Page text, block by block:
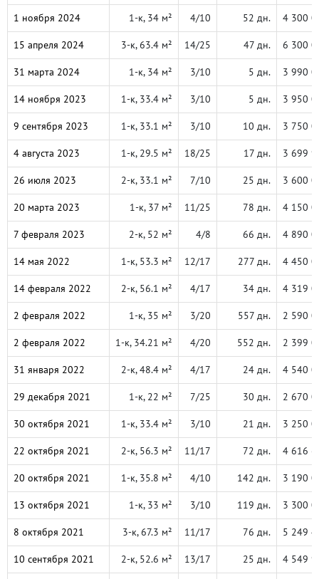
1 ноября 2024 1-к, 34 м² 4/10 52 дн. 4 300
15 апреля 2024 3-к, 63.4 м² 14/25 47 дн. 6 300
31 марта 2024 1-к, 34 м² 3/10 5 дн. 3 990
14 ноября 2023 1-к, 33.4 м² 3/10 5 дн. 3 950
9 сентября 2023 1-к, 33.1 м² 3/10 10 дн. 3 750
4 августа 2023 1-к, 29.5 м² 18/25 17 дн. 3 699
26 июля 2023 2-к, 33.1 м² 7/10 25 дн. 3 600
20 марта 2023 1-к, 37 м² 11/25 78 дн. 4 150
7 февраля 2023 2-к, 52 м² 4/8 66 дн. 4 890
14 мая 2022 1-к, 53.3 м² 12/17 277 дн. 4 450
14 февраля 2022 2-к, 56.1 м² 4/17 34 дн. 4 319
2 февраля 2022 1-к, 35 м² 3/20 557 дн. 2 590
2 февраля 2022 1-к, 34.21 м² 4/20 552 дн. 2 399
31 января 2022 2-к, 48.4 м² 4/17 24 дн. 4 540
29 декабря 2021 1-к, 22 м² 7/25 30 дн. 2 670
30 октября 2021 1-к, 33.4 м² 3/10 21 дн. 3 250
22 октября 2021 2-к, 56.3 м² 11/17 72 дн. 4 616
20 октября 2021 1-к, 35.8 м² 4/10 142 дн. 3 190
13 октября 2021 1-к, 33 м² 3/10 119 дн. 3 300
8 октября 2021 3-к, 67.3 м² 11/17 76 дн. 5 249
10 сентября 2021 2-к, 52.6 м² 13/17 25 дн. 4 549